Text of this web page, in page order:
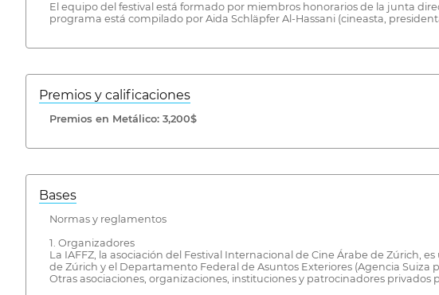
El equipo del festival está formado por miembros honorarios de la junta
programa está compilado por Aida Schläpfer Al-Hassani (cineasta,
Premios y calificaciones
Premios en Metálico: 3,200$
Bases
Normas y reglamentos
1. Organizadores
La IAFFZ, la asociación del Festival Internacional de Cine Árabe de Zúrich,
de Zúrich y el Departamento Federal de Asuntos Exteriores (Agencia Suiza
Otras asociaciones, organizaciones, instituciones y patrocinadores